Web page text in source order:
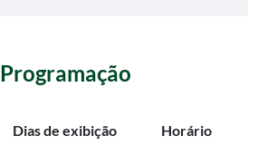
Programação
Dias de exibição Horário